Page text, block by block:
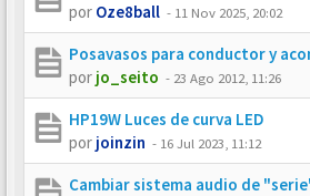
por Oze8ball - 11 Nov 2025, 20:02
Posavasos para conductor y
por jo_seito - 23 Ago 2012, 11:26
HP19W Luces de curva LED
por joinzin - 16 Jul 2023, 11:12
Cambiar sistema audio de